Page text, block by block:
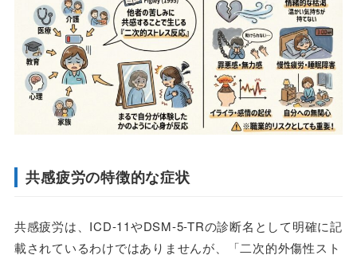
共感疲労の特徴的な症状
共感疲労は、ICD-11やDSM-5-TRの診断名として明確に記
載されているわけではありませんが、「二次的外傷性スト